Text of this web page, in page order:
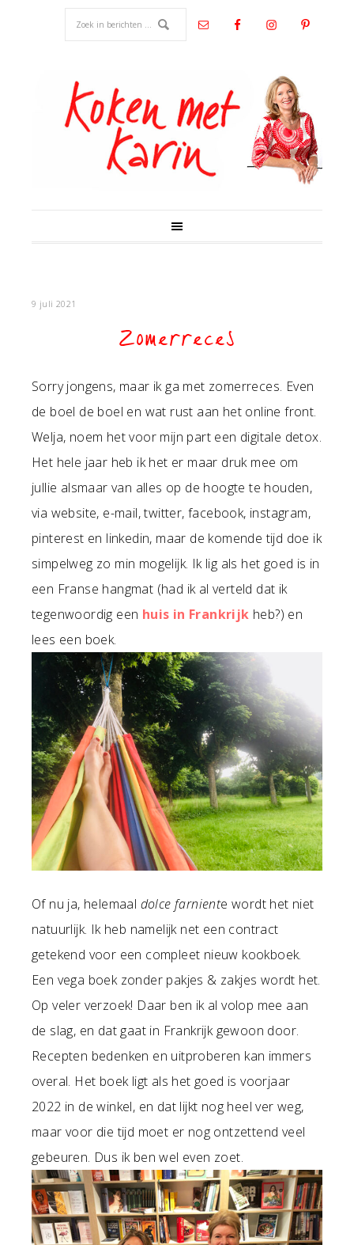
9 juli 2021
Zomerreces
Sorry jongens, maar ik ga met zomerreces. Even
de boel de boel en wat rust aan het online front.
Welja, noem het voor mijn part een digitale detox.
Het hele jaar heb ik het er maar druk mee om
jullie alsmaar van alles op de hoogte te houden,
via website, e-mail, twitter, facebook, instagram,
pinterest en linkedin, maar de komende tijd doe ik
simpelweg zo min mogelijk. Ik lig als het goed is in
een Franse hangmat (had ik al verteld dat ik
tegenwoordig een huis in Frankrijk heb?) en
lees een boek.
Of nu ja, helemaal dolce farniente wordt het niet
natuurlijk. Ik heb namelijk net een contract
getekend voor een compleet nieuw kookboek.
Een vega boek zonder pakjes & zakjes wordt het.
Op veler verzoek! Daar ben ik al volop mee aan
de slag, en dat gaat in Frankrijk gewoon door.
Recepten bedenken en uitproberen kan immers
overal. Het boek ligt als het goed is voorjaar
2022 in de winkel, en dat lijkt nog heel ver weg,
maar voor die tijd moet er nog ontzettend veel
gebeuren. Dus ik ben wel even zoet.